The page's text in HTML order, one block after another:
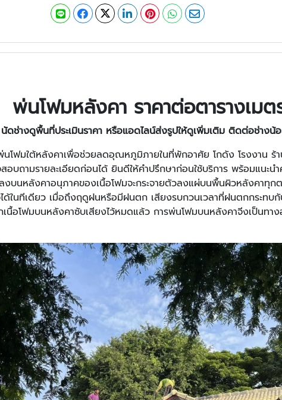
พ่นโฟมหลังคา ราคาต่อตารางเมต
ดช่างดูพื้นที่ประเมินราคา หรือแอดไลน์ส่งรูปให้ดูเพิ่มเติม ติดต่อช่างน้
โฟมใต้หลังคาเพื่อช่วยลดอุณหภูมิภายในที่พักอาศัย โกดัง โรงงาน ร้
ถามรายละเอียดก่อนได้ ยินดีให้คำปรึกษาก่อนใช้บริการ พร้อมแนะนำ
นหลังคาอนุภาคของเนื้อโฟมจะกระจายตัวลงแผ่บนพื้นผิวหลังคาทุกต
ในทีเดียว เมื่อถึงฤดูฝนหรือมีฝนตก เสียงรบกวนเวลาที่ฝนตกกระทบ
เนื้อโฟมบนหลังคาซับเสียงไว้หมดแล้ว การพ่นโฟมบนหลังคาจีงเป็นท